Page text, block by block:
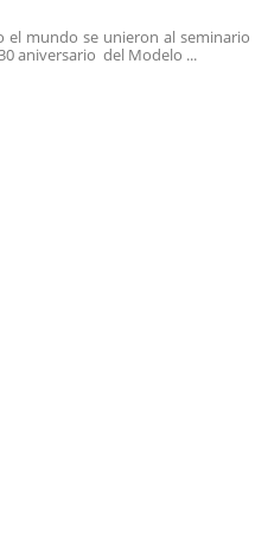
el mundo se unieron al seminario
aniversario del Modelo ...